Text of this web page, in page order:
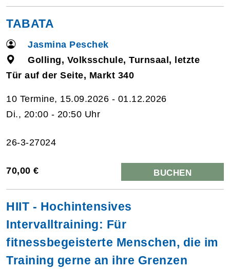
TABATA
Jasmina Peschek
Golling, Volksschule, Turnsaal, letzte
Tür auf der Seite, Markt 340
10 Termine, 15.09.2026 - 01.12.2026
Di., 20:00 - 20:50 Uhr
26-3-27024
70,00 € BUCHEN
HIIT - Hochintensives
Intervalltraining: Für
fitnessbegeisterte Menschen, die im
Training gerne an ihre Grenzen